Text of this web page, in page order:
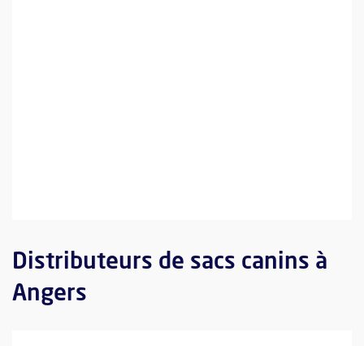
Distributeurs de sacs canins à
Angers